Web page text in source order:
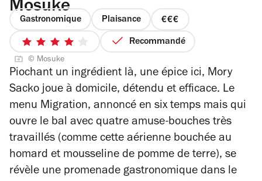
Mosuke
Gastronomique Plaisance
prix
3
4
4
sur
5
étoiles
Recommandé
© Mosuke
Piochant un ingrédient là, une épice ici, Mory
Sacko joue à domicile, détendu et efficace. Le
menu Migration, annoncé en six temps mais qui
ouvre le bal avec quatre amuse-bouches très
travaillés (comme cette aérienne bouchée au
homard et mousseline de pomme de terre), se
révèle une promenade gastronomique dans le